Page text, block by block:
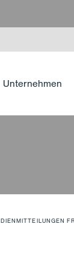
Unternehmen
FR